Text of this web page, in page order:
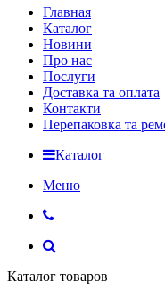
Главная
Каталог
Новини
Про нас
Послуги
Доставка та оплата
Контакти
Перепаковка та
Каталог
Меню
Каталог товаров